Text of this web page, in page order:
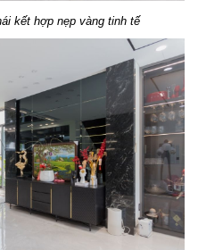
kết hợp nẹp vàng tinh tế